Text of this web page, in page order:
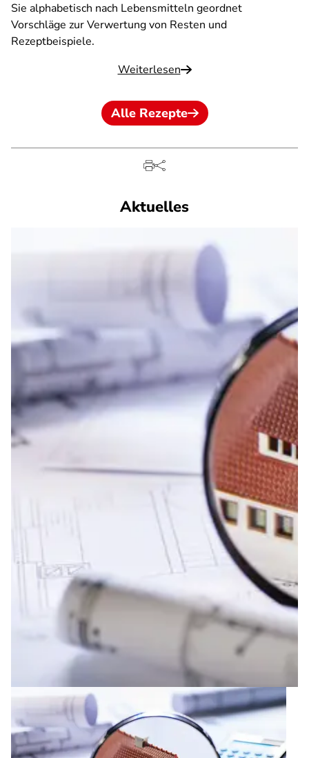
Sie alphabetisch nach Lebensmitteln geordnet
Vorschläge zur Verwertung von Resten und
Rezeptbeispiele.
Weiterlesen
Alle Rezepte
Aktuelles